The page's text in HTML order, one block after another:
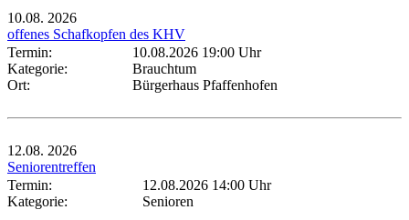
10.08. 2026
offenes Schafkopfen des KHV
Termin:
10.08.2026 19:00 Uhr
Kategorie:
Brauchtum
Ort:
Bürgerhaus Pfaffenhofen
12.08. 2026
Seniorentreffen
Termin:
12.08.2026 14:00 Uhr
Kategorie:
Senioren